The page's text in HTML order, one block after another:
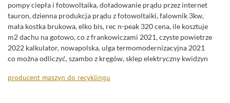
pompy ciepła i fotowoltaika, doładowanie prądu przez internet
tauron, dzienna produkcja prądu z fotowoltaiki, falownik 3kw,
mała kostka brukowa, elko bis, rec n-peak 320 cena, ile kosztuje
m2 dachu na gotowo, co z frankowiczami 2021, czyste powietrze
2022 kalkulator, nowapolska, ulga termomodernizacyjna 2021
co można odliczyć, szambo z kręgów, sklep elektryczny kwidzyn
producent maszyn do recyklingu